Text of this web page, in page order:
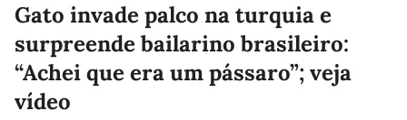
Gato invade palco na turquia e
surpreende bailarino brasileiro:
“Achei que era um pássaro”; veja
vídeo